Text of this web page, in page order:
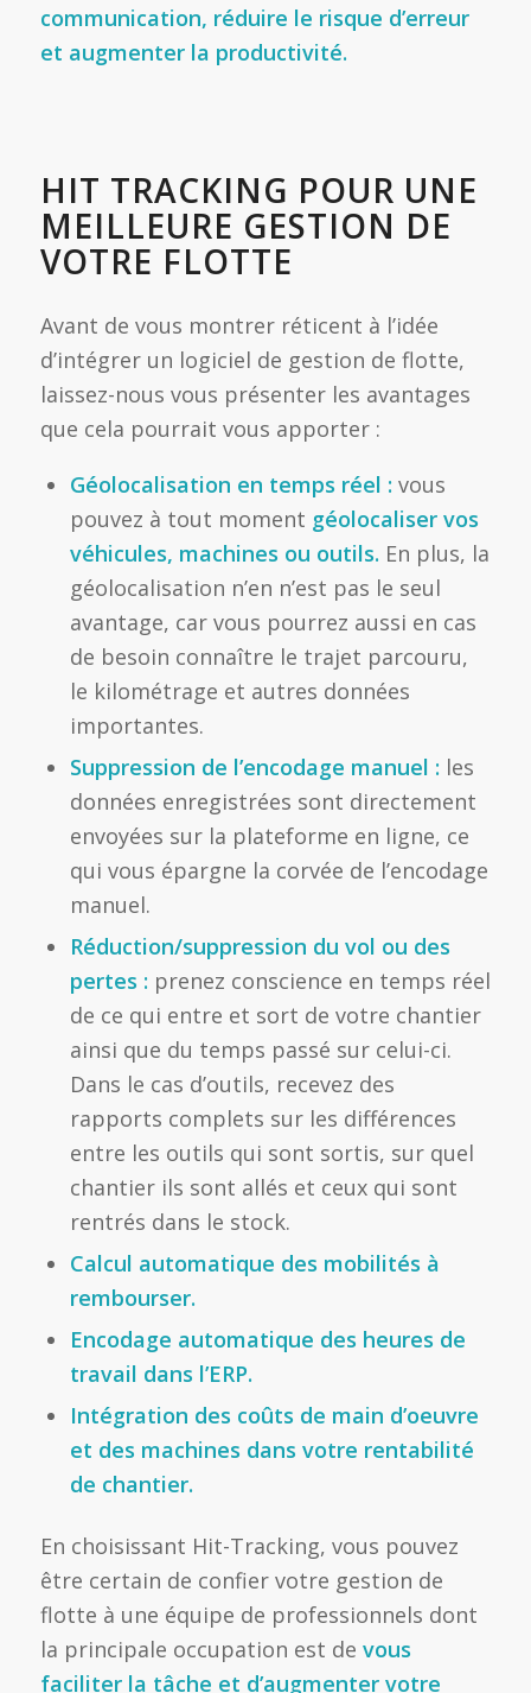
communication, réduire le risque d’erreur
et augmenter la productivité.
HIT TRACKING POUR UNE
MEILLEURE GESTION DE
VOTRE FLOTTE
Avant de vous montrer réticent à l’idée
d’intégrer un logiciel de gestion de flotte,
laissez-nous vous présenter les avantages
que cela pourrait vous apporter :
Géolocalisation en temps réel : vous
pouvez à tout moment géolocaliser vos
véhicules, machines ou outils. En plus, la
géolocalisation n’en n’est pas le seul
avantage, car vous pourrez aussi en cas
de besoin connaître le trajet parcouru,
le kilométrage et autres données
importantes.
Suppression de l’encodage manuel : les
données enregistrées sont directement
envoyées sur la plateforme en ligne, ce
qui vous épargne la corvée de l’encodage
manuel.
Réduction/suppression du vol ou des
pertes : prenez conscience en temps réel
de ce qui entre et sort de votre chantier
ainsi que du temps passé sur celui-ci.
Dans le cas d’outils, recevez des
rapports complets sur les différences
entre les outils qui sont sortis, sur quel
chantier ils sont allés et ceux qui sont
rentrés dans le stock.
Calcul automatique des mobilités à
rembourser.
Encodage automatique des heures de
travail dans l’ERP.
Intégration des coûts de main d’oeuvre
et des machines dans votre rentabilité
de chantier.
En choisissant Hit-Tracking, vous pouvez
être certain de confier votre gestion de
flotte à une équipe de professionnels dont
la principale occupation est de vous
faciliter la tâche et d’augmenter votre